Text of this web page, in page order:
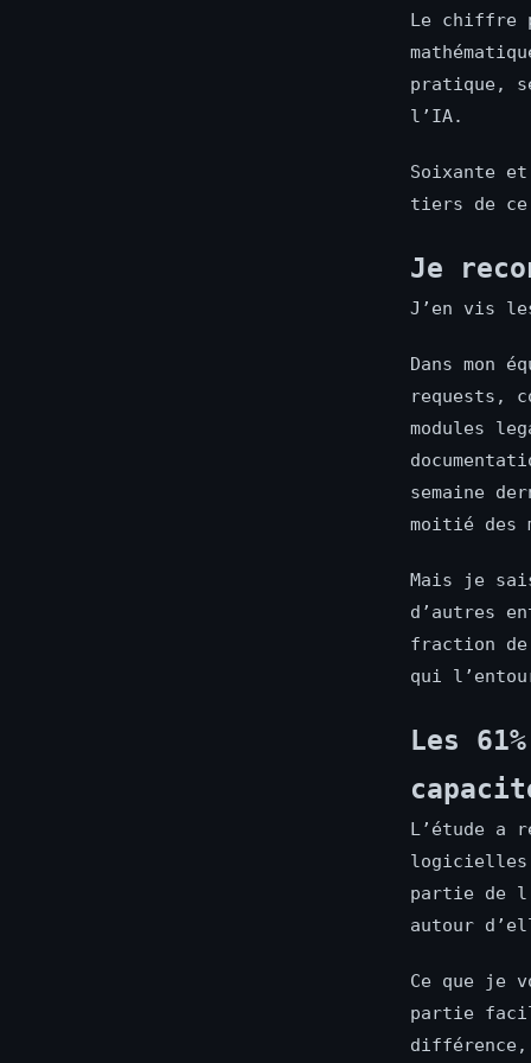
Le chiffre
pratique,
l’IA.
Soixante
tiers de
Je
J’en vis
Dans mon
requests,
modules
semaine
moitié des
Mais je
d’autres
fraction de
qui
Les
L’étude a
logicielles
partie de
autour
Ce que je
partie